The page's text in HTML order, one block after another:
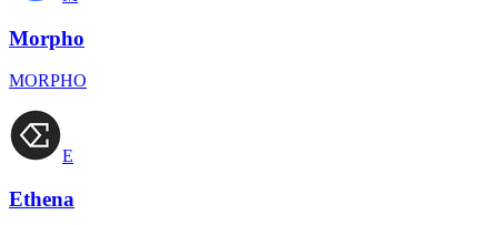
Morpho
MORPHO
E
Ethena